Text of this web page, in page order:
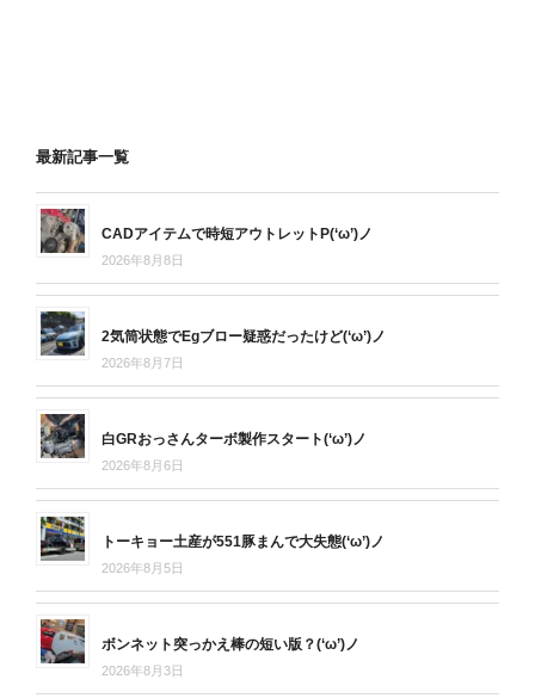
最新記事一覧
CADアイテムで時短アウトレットP(‘ω’)ノ
2026年8月8日
2気筒状態でEgブロー疑惑だったけど(‘ω’)ノ
2026年8月7日
白GRおっさんターボ製作スタート(‘ω’)ノ
2026年8月6日
トーキョー土産が551豚まんで大失態(‘ω’)ノ
2026年8月5日
ボンネット突っかえ棒の短い版？(‘ω’)ノ
2026年8月3日